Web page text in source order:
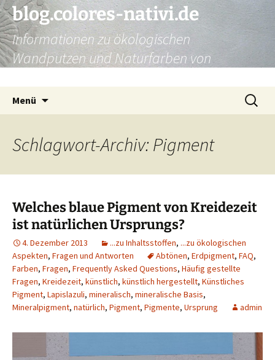
Zum
Inhalt
springen
blog.colores-nativi.de
Informationen zu ökologischen
Wandputzen und Naturfarben von
Menü
Suchen
nach:
Schlagwort-Archiv: Pigment
Welches blaue Pigment von Kreidezeit
ist natürlichen Ursprungs?
4. Dezember 2013 ...zu Inhaltsstoffen, ...zu ökologischen
Aspekten, Fragen und Antworten Abtönen, Erdpigment, FAQ,
Farben, Fragen, Frequently Asked Questions, Häufig gestellte
Fragen, Kreidezeit, künstlich, künstlich hergestellt, Künstliches
Pigment, Lapislazuli, mineralisch, mineralische Basis,
Mineralpigment, natürlich, Pigment, Pigmente, Ursprung admin